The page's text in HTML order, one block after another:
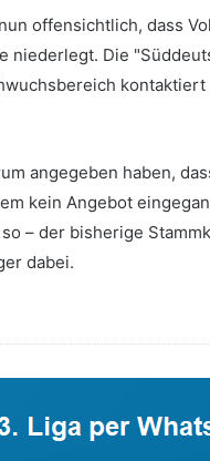
offensichtlich, dass
niederlegt. Die
angegeben haben,
kein Angebot
– der bisherige
dabei.